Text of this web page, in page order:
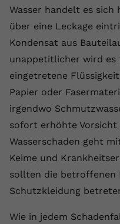
Wasser handelt es sich
über eine Leckage
Kondensat aus
unappetitlicher wird es
eingetretene
Papier oder
irgendwo
sofort erhöhte Vorsicht
Wasserschaden geht
Keime und
sollten die betroffenen
Schutzkleidung
Wie in jedem
Zweck
Dieser
zufällig
hat.
Name
Laufzeit Session
Dieses
Zweck
Name _gcl au
Anbieter Google
Laufzeit 90 Tage
Wird von
Cookie-
Externe Inhalte
um Ihnen zusätzliche
Name
Anbieter
Laufzeit 2 Jahre
Zweck
Vimeo
indem
setzt.
Cookie-